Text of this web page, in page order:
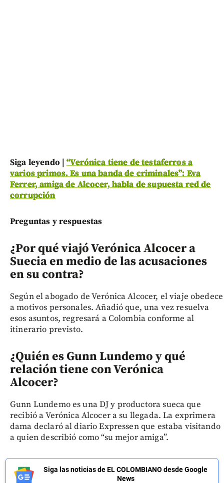
Siga leyendo |“Verónica tiene de testaferros a
varios primos. Es una banda de criminales”: Eva
Ferrer, amiga de Alcocer, habla de supuesta red de
corrupción
Preguntas y respuestas
¿Por qué viajó Verónica Alcocer a
Suecia en medio de las acusaciones
en su contra?
Según el abogado de Verónica Alcocer, el viaje obedece
a motivos personales. Añadió que, una vez resuelva
esos asuntos, regresará a Colombia conforme al
itinerario previsto.
¿Quién es Gunn Lundemo y qué
relación tiene con Verónica
Alcocer?
Gunn Lundemo es una DJ y productora sueca que
recibió a Verónica Alcocer a su llegada. La exprimera
dama declaró al diario Expressen que estaba visitando
a quien describió como “su mejor amiga”.
Siga las noticias de EL COLOMBIANO desde Google
News